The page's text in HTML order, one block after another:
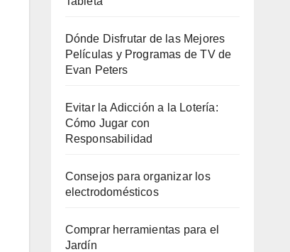
Dónde Disfrutar de las Mejores
Películas y Programas de TV de
Evan Peters
Evitar la Adicción a la Lotería:
Cómo Jugar con
Responsabilidad
Consejos para organizar los
electrodomésticos
Comprar herramientas para el
Jardín